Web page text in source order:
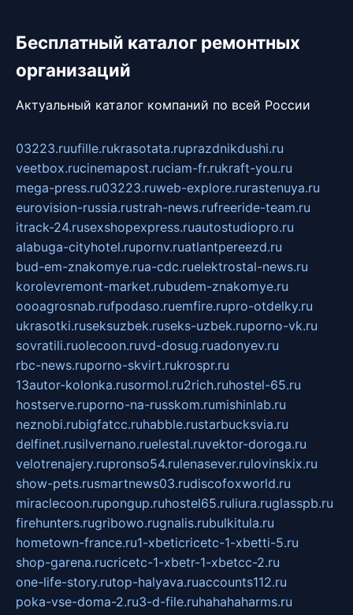
Бесплатный каталог ремонтных
организаций
Актуальный каталог компаний по всей России
03223.ruufille.rukrasotata.ruprazdnikdushi.ru
veetbox.rucinemapost.ruciam-fr.rukraft-you.ru
mega-press.ru03223.ruweb-explore.rurastenuya.ru
eurovision-russia.rustrah-news.rufreeride-team.ru
itrack-24.rusexshopexpress.ruautostudiopro.ru
alabuga-cityhotel.rupornv.ruatlantpereezd.ru
bud-em-znakomye.rua-cdc.ruelektrostal-news.ru
korolevremont-market.rubudem-znakomye.ru
oooagrosnab.rufpodaso.ruemfire.rupro-otdelky.ru
ukrasotki.ruseksuzbek.ruseks-uzbek.ruporno-vk.ru
sovratili.ruolecoon.ruvd-dosug.ruadonyev.ru
rbc-news.ruporno-skvirt.rukrospr.ru
13autor-kolonka.rusormol.ru2rich.ruhostel-65.ru
hostserve.ruporno-na-russkom.rumishinlab.ru
neznobi.rubigfatcc.ruhabble.rustarbucksvia.ru
delfinet.rusilvernano.ruelestal.ruvektor-doroga.ru
velotrenajery.rupronso54.rulenasever.rulovinskix.ru
show-pets.rusmartnews03.rudiscofoxworld.ru
miraclecoon.rupongup.ruhostel65.ruliura.ruglasspb.ru
firehunters.rugribowo.rugnalis.rubulkitula.ru
hometown-france.ru1-xbeticricetc-1-xbetti-5.ru
shop-garena.rucricetc-1-xbetr-1-xbetcc-2.ru
one-life-story.rutop-halyava.ruaccounts112.ru
poka-vse-doma-2.ru3-d-file.ruhahahaharms.ru